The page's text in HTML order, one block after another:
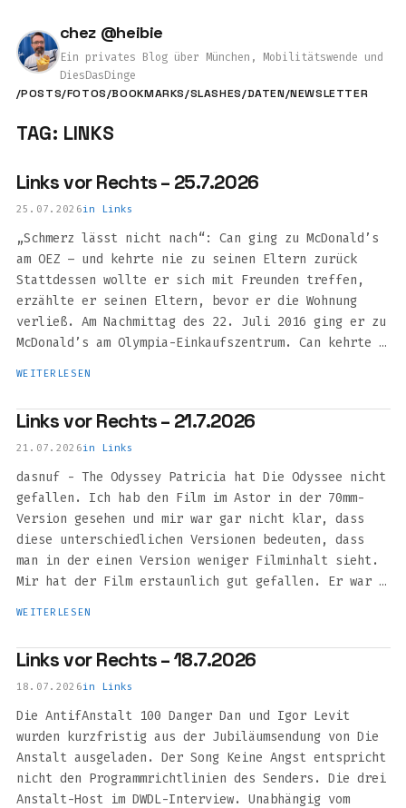
chez @heibie
Ein privates Blog über München, Mobilitätswende und
DiesDasDinge
/POSTS/FOTOS/BOOKMARKS/SLASHES/DATEN/NEWSLETTER
TAG: LINKS
Links vor Rechts – 25.7.2026
25.07.2026in Links
„Schmerz lässt nicht nach“: Can ging zu McDonald’s
am OEZ – und kehrte nie zu seinen Eltern zurück
Stattdessen wollte er sich mit Freunden treffen,
erzählte er seinen Eltern, bevor er die Wohnung
verließ. Am Nachmittag des 22. Juli 2016 ging er zu
McDonald’s am Olympia-Einkaufszentrum. Can kehrte …
WEITERLESEN
Links vor Rechts – 21.7.2026
21.07.2026in Links
dasnuf - The Odyssey Patricia hat Die Odyssee nicht
gefallen. Ich hab den Film im Astor in der 70mm-
Version gesehen und mir war gar nicht klar, dass
diese unterschiedlichen Versionen bedeuten, dass
man in der einen Version weniger Filminhalt sieht.
Mir hat der Film erstaunlich gut gefallen. Er war …
WEITERLESEN
Links vor Rechts – 18.7.2026
18.07.2026in Links
Die AntifAnstalt 100 Danger Dan und Igor Levit
wurden kurzfristig aus der Jubiläumsendung von Die
Anstalt ausgeladen. Der Song Keine Angst entspricht
nicht den Programmrichtlinien des Senders. Die drei
Anstalt-Host im DWDL-Interview. Unabhängig vom